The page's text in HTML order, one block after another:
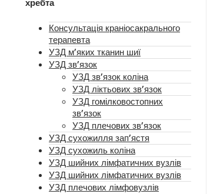
Консультація краніосакрального
терапевта
УЗД м’яких тканин шиї
УЗД зв’язок
УЗД зв’язок коліна
УЗД ліктьових зв’язок
УЗД гомілковостопних
зв’язок
УЗД плечових зв’язок
УЗД сухожилля зап’ястя
УЗД сухожиль коліна
УЗД шийних лімфатичних вузлів
УЗД шийних лімфатичних вузлів
УЗД плечових лімфовузлів